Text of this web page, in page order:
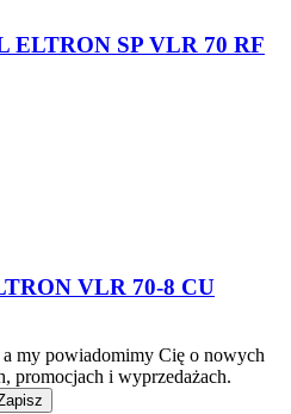
ELTRON SP VLR 70 RF
VLR 70-8 CU
my powiadomimy Cię o nowych
promocjach i wyprzedażach.